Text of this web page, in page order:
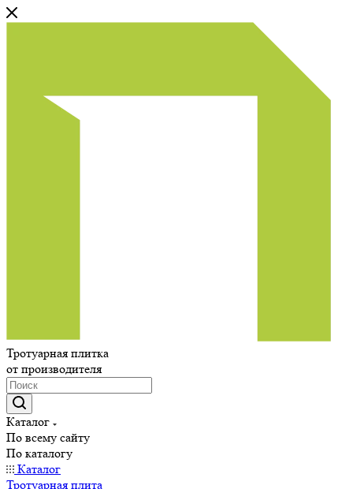
Тротуарная плитка
от производителя
Каталог
По всему сайту
По каталогу
Каталог
Тротуарная плита